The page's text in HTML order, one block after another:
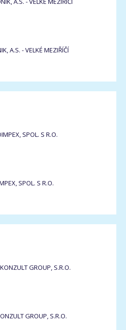
A.S. - VELKÉ MEZIŘÍČÍ
SPOL. S R.O.
GROUP, S.R.O.